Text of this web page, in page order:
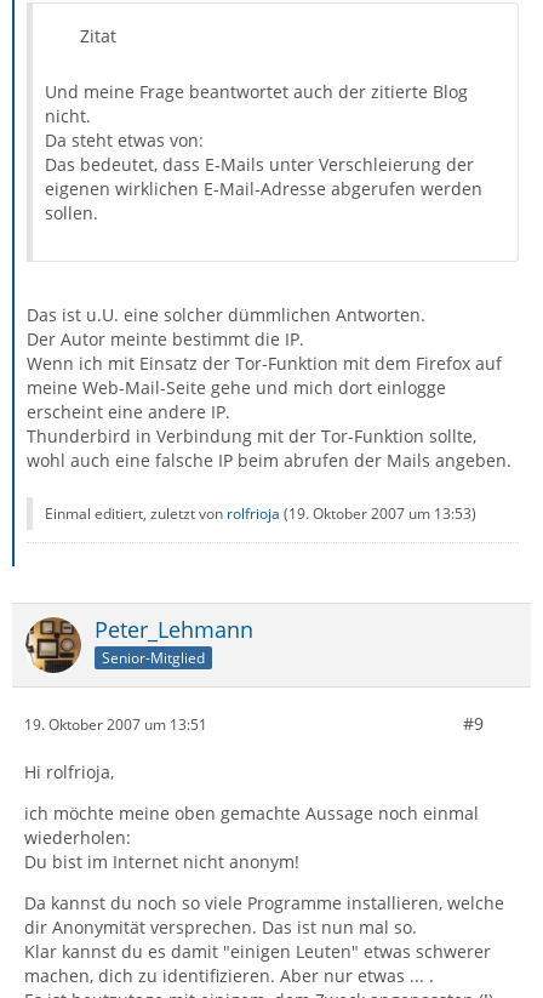
Zitat
Und meine Frage beantwortet auch der zitierte Blog
nicht.
Da steht etwas von:
Das bedeutet, dass E-Mails unter Verschleierung der
eigenen wirklichen E-Mail-Adresse abgerufen werden
sollen.
Das ist u.U. eine solcher dümmlichen Antworten.
Der Autor meinte bestimmt die IP.
Wenn ich mit Einsatz der Tor-Funktion mit dem Firefox auf
meine Web-Mail-Seite gehe und mich dort einlogge
erscheint eine andere IP.
Thunderbird in Verbindung mit der Tor-Funktion sollte,
wohl auch eine falsche IP beim abrufen der Mails angeben.
Einmal editiert, zuletzt von rolfrioja (19. Oktober 2007 um 13:53)
Peter_Lehmann
Senior-Mitglied
19. Oktober 2007 um 13:51 #9
Hi rolfrioja,
ich möchte meine oben gemachte Aussage noch einmal
wiederholen:
Du bist im Internet nicht anonym!
Da kannst du noch so viele Programme installieren, welche
dir Anonymität versprechen. Das ist nun mal so.
Klar kannst du es damit "einigen Leuten" etwas schwerer
machen, dich zu identifizieren. Aber nur etwas ... .